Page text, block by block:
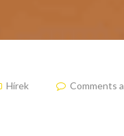
Hírek Comments